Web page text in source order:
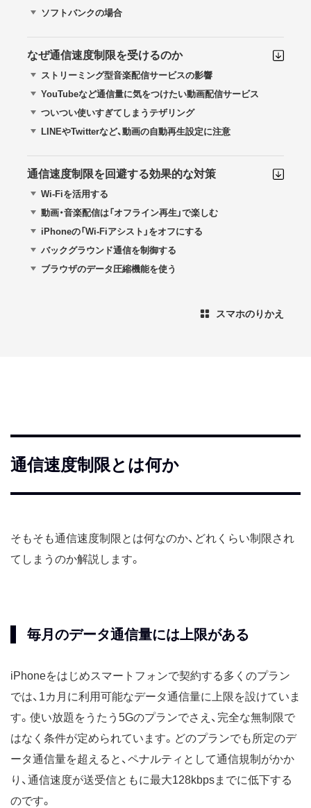
ソフトバンクの場合
なぜ通信速度制限を受けるのか
ストリーミング型音楽配信サービスの影響
YouTubeなど通信量に気をつけたい動画配信サービス
ついつい使いすぎてしまうテザリング
LINEやTwitterなど、動画の自動再生設定に注意
通信速度制限を回避する効果的な対策
Wi-Fiを活用する
動画・音楽配信は「オフライン再生」で楽しむ
iPhoneの「Wi-Fiアシスト」をオフにする
バックグラウンド通信を制御する
ブラウザのデータ圧縮機能を使う
スマホのりかえ
通信速度制限とは何か
そもそも通信速度制限とは何なのか、どれくらい制限され
てしまうのか解説します。
毎月のデータ通信量には上限がある
iPhoneをはじめスマートフォンで契約する多くのプラン
では、1カ月に利用可能なデータ通信量に上限を設けていま
す。使い放題をうたう5Gのプランでさえ、完全な無制限で
はなく条件が定められています。どのプランでも所定のデ
ータ通信量を超えると、ペナルティとして通信規制がかか
り、通信速度が送受信ともに最大128kbpsまでに低下する
のです。